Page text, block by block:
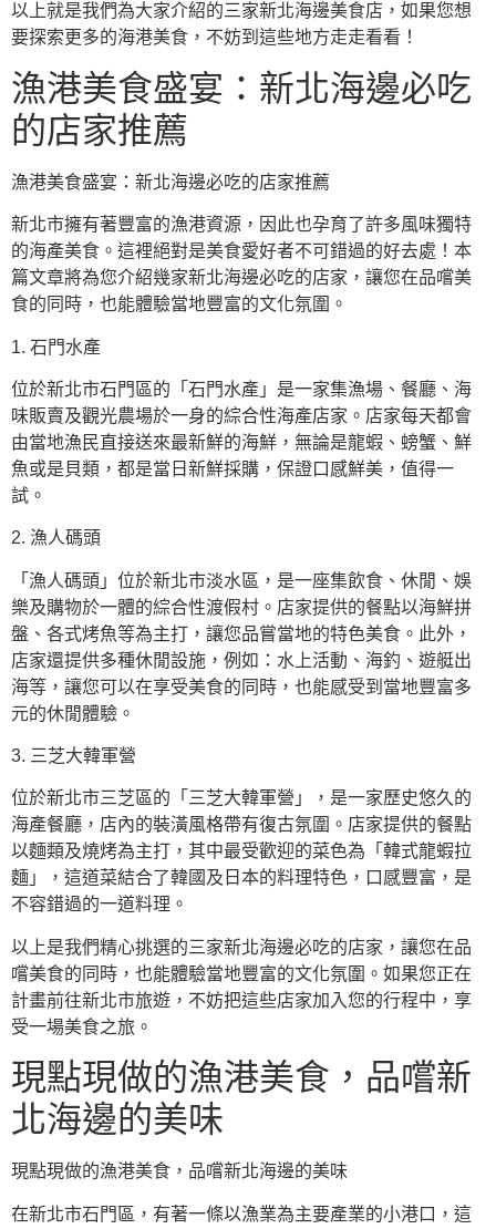
以上就是我們為大家介紹的三家新北海邊美食店，如果您想
要探索更多的海港美食，不妨到這些地方走走看看！
漁港美食盛宴：新北海邊必吃
的店家推薦
漁港美食盛宴：新北海邊必吃的店家推薦
新北市擁有著豐富的漁港資源，因此也孕育了許多風味獨特
的海產美食。這裡絕對是美食愛好者不可錯過的好去處！本
篇文章將為您介紹幾家新北海邊必吃的店家，讓您在品嚐美
食的同時，也能體驗當地豐富的文化氛圍。
1. 石門水產
位於新北市石門區的「石門水產」是一家集漁場、餐廳、海
味販賣及觀光農場於一身的綜合性海產店家。店家每天都會
由當地漁民直接送來最新鮮的海鮮，無論是龍蝦、螃蟹、鮮
魚或是貝類，都是當日新鮮採購，保證口感鮮美，值得一
試。
2. 漁人碼頭
「漁人碼頭」位於新北市淡水區，是一座集飲食、休閒、娛
樂及購物於一體的綜合性渡假村。店家提供的餐點以海鮮拼
盤、各式烤魚等為主打，讓您品嘗當地的特色美食。此外，
店家還提供多種休閒設施，例如：水上活動、海釣、遊艇出
海等，讓您可以在享受美食的同時，也能感受到當地豐富多
元的休閒體驗。
3. 三芝大韓軍營
位於新北市三芝區的「三芝大韓軍營」，是一家歷史悠久的
海產餐廳，店內的裝潢風格帶有復古氛圍。店家提供的餐點
以麵類及燒烤為主打，其中最受歡迎的菜色為「韓式龍蝦拉
麵」，這道菜結合了韓國及日本的料理特色，口感豐富，是
不容錯過的一道料理。
以上是我們精心挑選的三家新北海邊必吃的店家，讓您在品
嚐美食的同時，也能體驗當地豐富的文化氛圍。如果您正在
計畫前往新北市旅遊，不妨把這些店家加入您的行程中，享
受一場美食之旅。
現點現做的漁港美食，品嚐新
北海邊的美味
現點現做的漁港美食，品嚐新北海邊的美味
在新北市石門區，有著一條以漁業為主要產業的小港口，這